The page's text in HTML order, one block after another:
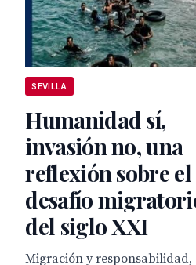
SEVILLA
Humanidad sí,
invasión no, una
reflexión sobre el
desafío
del siglo XXI
Migración y responsabilidad,